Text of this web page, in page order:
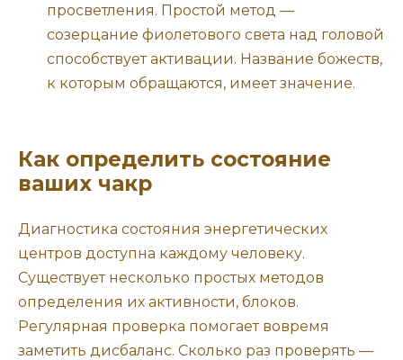
просветления. Простой метод —
созерцание фиолетового света над головой
способствует активации. Название божеств,
к которым обращаются, имеет значение.
Как определить состояние
ваших чакр
Диагностика состояния энергетических
центров доступна каждому человеку.
Существует несколько простых методов
определения их активности, блоков.
Регулярная проверка помогает вовремя
заметить дисбаланс. Сколько раз проверять —